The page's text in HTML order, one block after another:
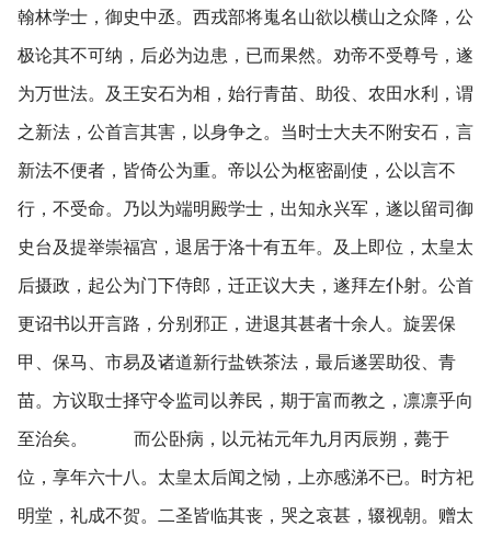
翰林学士，御史中丞。西戎部将嵬名山欲以横山之众降，公
极论其不可纳，后必为边患，已而果然。劝帝不受尊号，遂
为万世法。及王安石为相，始行青苗、助役、农田水利，谓
之新法，公首言其害，以身争之。当时士大夫不附安石，言
新法不便者，皆倚公为重。帝以公为枢密副使，公以言不
行，不受命。乃以为端明殿学士，出知永兴军，遂以留司御
史台及提举崇福宫，退居于洛十有五年。及上即位，太皇太
后摄政，起公为门下侍郎，迁正议大夫，遂拜左仆射。公首
更诏书以开言路，分别邪正，进退其甚者十余人。旋罢保
甲、保马、市易及诸道新行盐铁茶法，最后遂罢助役、青
苗。方议取士择守令监司以养民，期于富而教之，凛凛乎向
至治矣。 而公卧病，以元祐元年九月丙辰朔，薨于
位，享年六十八。太皇太后闻之恸，上亦感涕不已。时方祀
明堂，礼成不贺。二圣皆临其丧，哭之哀甚，辍视朝。赠太